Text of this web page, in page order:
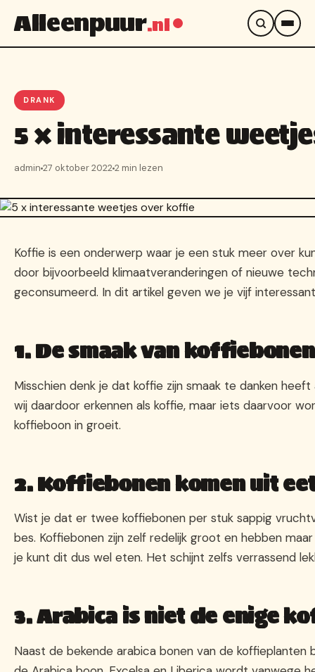
Alleenpuur.nl
DRANK
5 x interessante
admin 27 oktober 20222 min lezen
Koffie is een onderwerp waar je een stuk meer over
door bijvoorbeeld klimaatveranderingen of nieuwe
geconsumeerd. In dit artikel geven we je vijf
1. De smaak van
Misschien denk je dat koffie zijn smaak te danken
wij daardoor erkennen als koffie, maar iets daarvoor
koffieboon in groeit.
2. Koffiebonen komen uit
Wist je dat er twee koffiebonen per stuk sappig
bes. Koffiebonen zijn zelf redelijk groot en hebben
je kunt dit dus wel eten. Het schijnt zelfs verrassend
3. Arabica is niet de enige
Naast de bekende arabica bonen van de koffieplanten